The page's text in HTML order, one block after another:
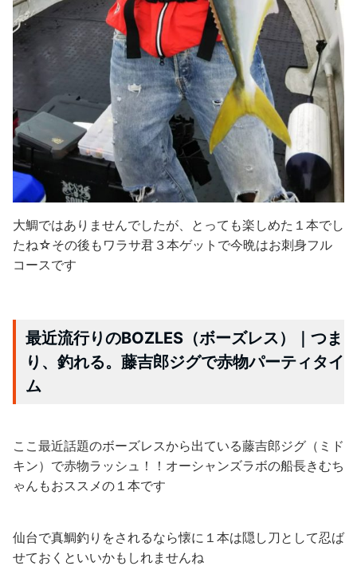
大鯛ではありませんでしたが、とっても楽しめた１本でし
たね☆その後もワラサ君３本ゲットで今晩はお刺身フル
コースです
最近流行りのBOZLES（ボーズレス）｜つま
り、釣れる。藤吉郎ジグで赤物パーティタイ
ム
ここ最近話題のボーズレスから出ている藤吉郎ジグ（ミド
キン）で赤物ラッシュ！！オーシャンズラボの船長きむち
ゃんもおススメの１本です
仙台で真鯛釣りをされるなら懐に１本は隠し刀として忍ば
せておくといいかもしれませんね